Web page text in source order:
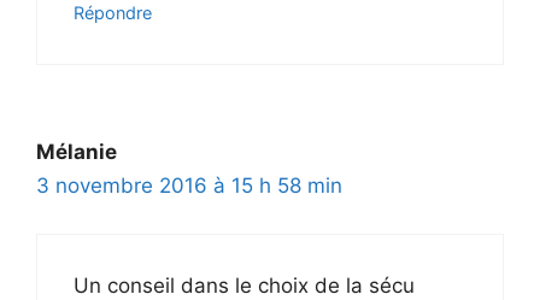
Répondre
Mélanie
3 novembre 2016 à 15 h 58 min
Un conseil dans le choix de la sécu